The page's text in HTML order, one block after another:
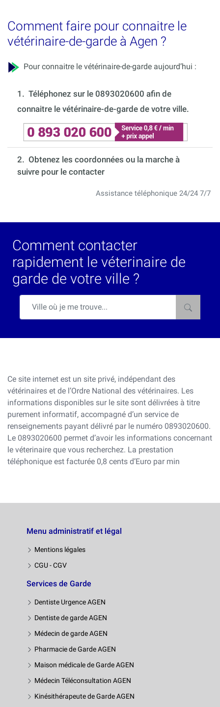
Comment faire pour connaitre le
vétérinaire-de-garde à Agen ?
Pour connaitre le vétérinaire-de-garde aujourd’hui :
1. Téléphonez sur le 0893020600 afin de
connaitre le vétérinaire-de-garde de votre ville.
2. Obtenez les coordonnées ou la marche à
suivre pour le contacter
Assistance téléphonique 24/24 7/7
Comment contacter
rapidement le véterinaire de
garde de votre ville ?
Ce site internet est un site privé, indépendant des
vétérinaires et de l’Ordre National des vétérinaires. Les
informations disponibles sur le site sont délivrées à titre
purement informatif, accompagné d’un service de
renseignements payant délivré par le numéro 0893020600.
Le 0893020600 permet d’avoir les informations concernant
le véterinaire que vous recherchez. La prestation
téléphonique est facturée 0,8 cents d’Euro par min
Menu administratif et légal
Mentions légales
CGU - CGV
Services de Garde
Dentiste Urgence AGEN
Dentiste de garde AGEN
Médecin de garde AGEN
Pharmacie de Garde AGEN
Maison médicale de Garde AGEN
Médecin Téléconsultation AGEN
Kinésithérapeute de Garde AGEN